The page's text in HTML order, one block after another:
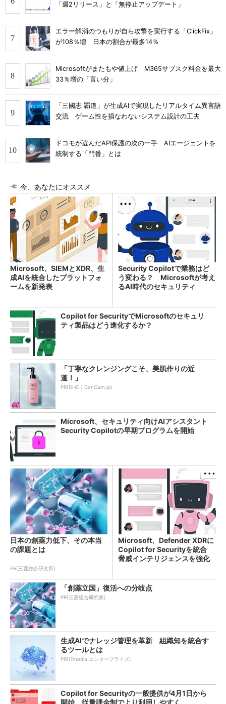
「週2リリース」と「無停止アップデート」
エラー解消のつもりが自ら攻撃を実行する「ClickFix」
が108％増 日本の割合が最多14％
Microsoftがまたもや値上げ M365サブスク料金を最大
33％増の「言い分」
「三國志 覇道」が生成AIで実現したリアルタイム異言語
交流 ゲーム性を損なわないシステム設計の工夫
ドコモが選んだAPI保護の次の一手 AIエージェントを
統制する「門番」とは
今、あなたにオススメ
Microsoft、SIEMとXDR、生
成AIを統合したプラットフォ
ームを新発表
Security Copilotで業務はど
う変わる？ Microsoftが考え
るAI時代のセキュリティ
Copilot for SecurityでMicrosoftのセキュリ
ティ製品はどう進化するか？
「丁寧なクレンジングこそ、美肌作りの近
道！」
PR(DHC｜CanCam.jp)
Microsoft、セキュリティ向けAIアシスタント
Security Copilotの早期プログラムを開始
日本の創薬力低下、その本当
の課題とは
PR(三菱総合研究所)
Microsoft、Defender XDRに
Copilot for Securityを統合
脅威インテリジェンスを強化
「創薬立国」復活への分岐点
PR(三菱総合研究所)
生成AIでナレッジ管理を革新 組織知を統合す
るツールとは
PR(ITmedia エンタープライズ)
Copilot for Securityの一般提供が4月1日から
開始 従量課金制でより利用しやすく